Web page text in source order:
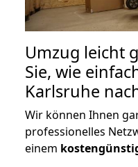
Umzug leicht
Sie, wie
Karlsruhe
Wir können Ihnen
professionelles
einem